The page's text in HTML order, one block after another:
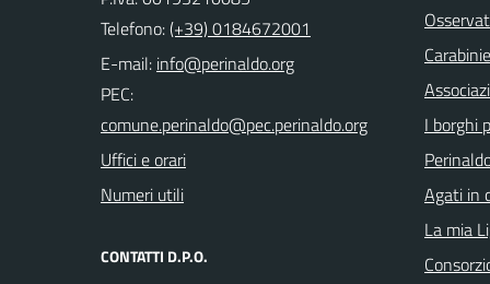
Telefono:(+39) 0184672001
E-mail:
PEC:
Uffici e orari
Numeri utili
CONTATTI D.P.O.
I borghi
Agati in
La mia